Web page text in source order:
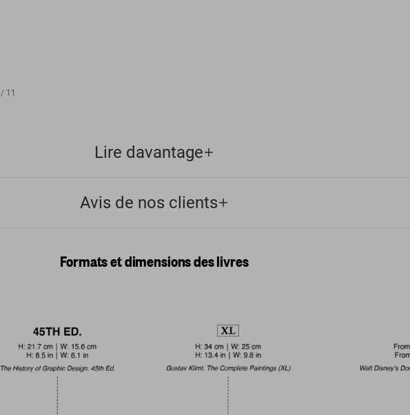
11
Lire davantage
Avis de nos clients
Formats et dimensions des livres